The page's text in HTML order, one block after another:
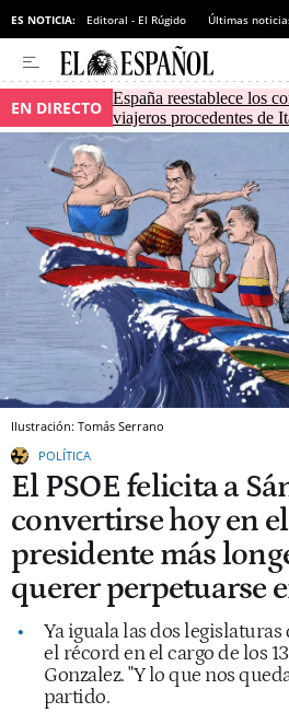
ES NOTICIA: Editoral - El Rúgido Últimas
EN DIRECTO España reestablece los
viajeros procedentes de
Ilustración: Tomás Serrano
POLÍTICA
El PSOE felicita a
convertirse hoy en
presidente más
querer perpetuarse
Ya iguala las dos legislaturas
el récord en el cargo de los
Gonzalez. "Y lo que nos
partido.